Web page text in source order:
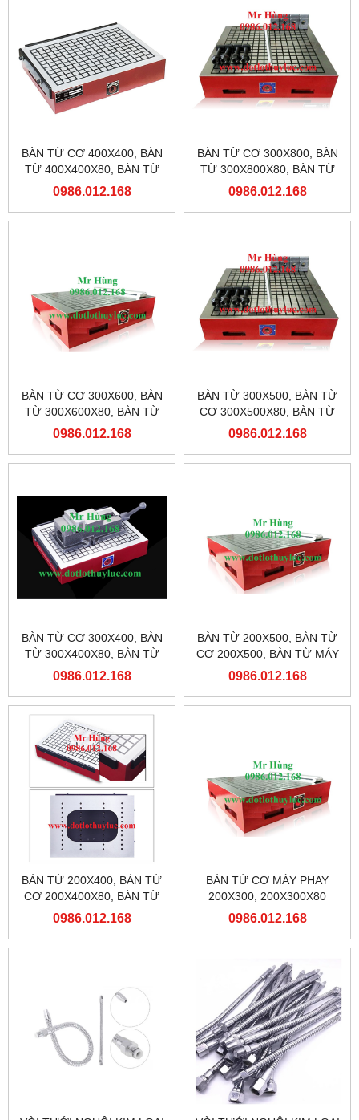
BÀN TỪ CƠ 400X400, BÀN
TỪ 400X400X80, BÀN TỪ
MÁY PHAY
0986.012.168
BÀN TỪ CƠ 300X800, BÀN
TỪ 300X800X80, BÀN TỪ
MÁY PHAY, BÀN TỪ PHAY
0986.012.168
BÀN TỪ CƠ 300X600, BÀN
TỪ 300X600X80, BÀN TỪ
MÁY PHAY
0986.012.168
BÀN TỪ 300X500, BÀN TỪ
CƠ 300X500X80, BÀN TỪ
MÁY PHAY
0986.012.168
BÀN TỪ CƠ 300X400, BÀN
TỪ 300X400X80, BÀN TỪ
MÁY PHAY
0986.012.168
BÀN TỪ 200X500, BÀN TỪ
CƠ 200X500, BÀN TỪ MÁY
PHAY
0986.012.168
BÀN TỪ 200X400, BÀN TỪ
CƠ 200X400X80, BÀN TỪ
MÁY PHAY
0986.012.168
BÀN TỪ CƠ MÁY PHAY
200X300, 200X300X80
0986.012.168